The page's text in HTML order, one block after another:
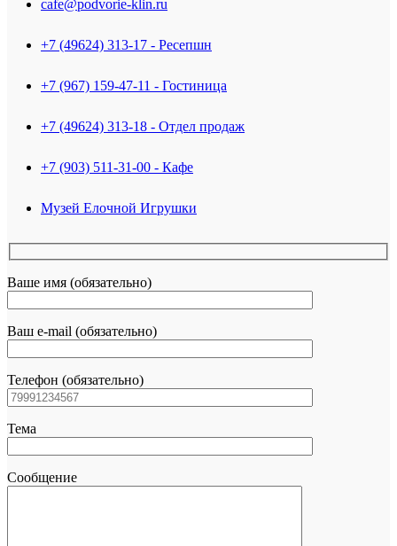
cafe@podvorie-klin.ru
+7 (49624) 313-17 - Ресепшн
+7 (967) 159-47-11 - Гостиница
+7 (49624) 313-18 - Отдел продаж
+7 (903) 511-31-00 - Кафе
Музей Елочной Игрушки
Ваше имя (обязательно)
Ваш e-mail (обязательно)
Телефон (обязательно)
Тема
Сообщение